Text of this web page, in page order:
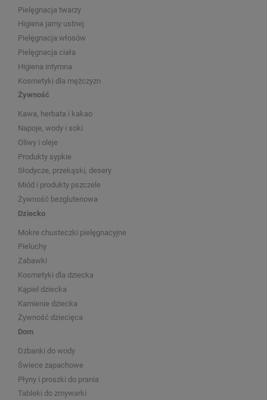
Pielęgnacja twarzy
Higiena jamy ustnej
Pielęgnacja włosów
Pielęgnacja ciała
Higiena intymna
Kosmetyki dla mężczyzn
Żywność
Kawa, herbata i kakao
Napoje, wody i soki
Oliwy i oleje
Produkty sypkie
Słodycze, przekąski, desery
Miód i produkty pszczele
Żywność bezglutenowa
Dziecko
Mokre chusteczki pielęgnacyjne
Pieluchy
Zabawki
Kosmetyki dla dziecka
Kąpiel dziecka
Kamienie dziecka
Żywność dziecięca
Dom
Dzbanki do wody
Świece zapachowe
Płyny i proszki do prania
Tableki do zmywarki